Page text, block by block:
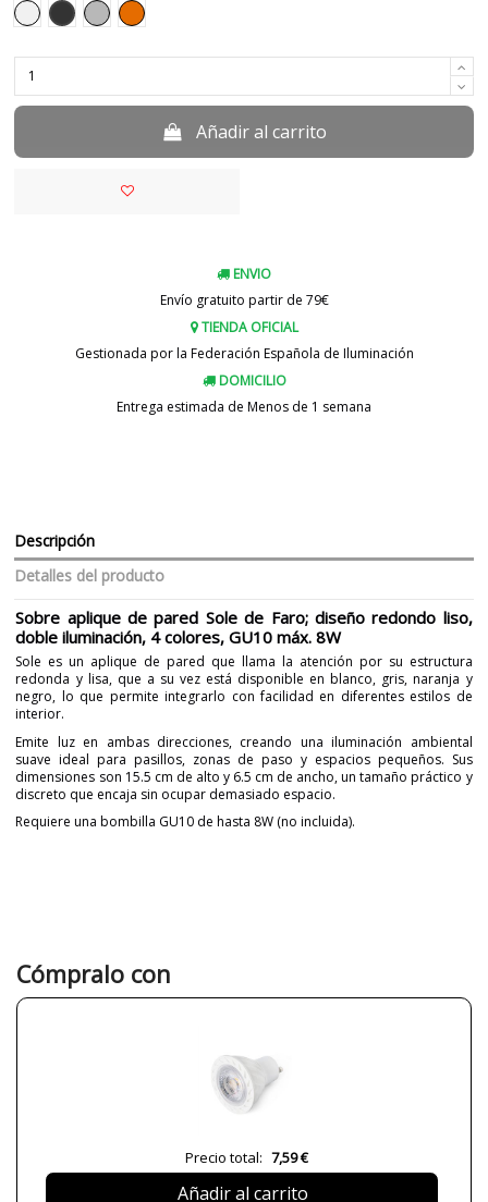
Blanco Negro Gris Naranja
Añadir al carrito
ENVIO
Envío gratuito partir de 79€
TIENDA OFICIAL
Gestionada por la Federación Española de Iluminación
DOMICILIO
Entrega estimada de Menos de 1 semana
Descripción
Detalles del producto
Sobre aplique de pared Sole de Faro; diseño redondo liso,
doble iluminación, 4 colores, GU10 máx. 8W
Sole es un aplique de pared que llama la atención por su estructura
redonda y lisa, que a su vez está disponible en blanco, gris, naranja y
negro, lo que permite integrarlo con facilidad en diferentes estilos de
interior.
Emite luz en ambas direcciones, creando una iluminación ambiental
suave ideal para pasillos, zonas de paso y espacios pequeños. Sus
dimensiones son 15.5 cm de alto y 6.5 cm de ancho, un tamaño práctico y
discreto que encaja sin ocupar demasiado espacio.
Requiere una bombilla GU10 de hasta 8W (no incluida).
Negro
15.5 cm
8 cm
Plazo de Envío
Menos de 1 semana
Cómpralo con
Precio total: 7,59 €
Añadir al carrito